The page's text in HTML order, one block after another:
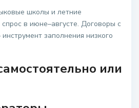
школы и летние
в июне–августе. Договоры с
заполнения низкого
или